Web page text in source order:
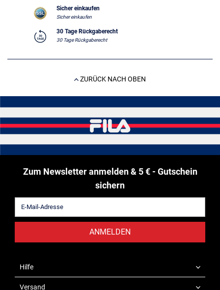
Sicher einkaufen
Sicher einkaufen
30 Tage Rückgaberecht
30 Tage Rückgaberecht
ZURÜCK NACH OBEN
Zum Newsletter anmelden & 5 € - Gutschein
sichern
ANMELDEN
Hilfe
Versand